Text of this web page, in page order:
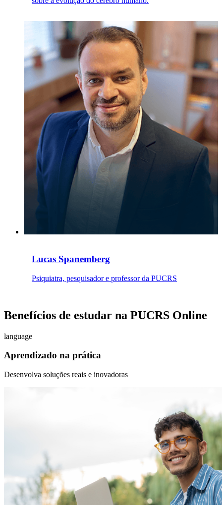
Lucas Spanemberg
Psiquiatra, pesquisador e professor da PUCRS
Benefícios de estudar na PUCRS Online
language
Aprendizado na prática
Desenvolva soluções reais e inovadoras